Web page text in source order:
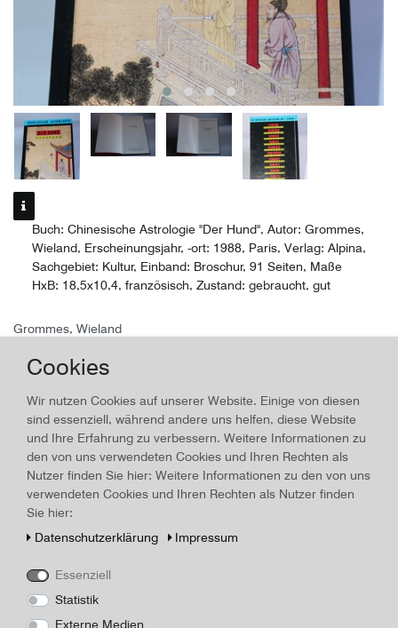
Buch: Chinesische Astrologie "Der Hund", Autor: Grommes,
Wieland, Erscheinungsjahr, -ort: 1988, Paris, Verlag: Alpina,
Sachgebiet: Kultur, Einband: Broschur, 91 Seiten, Maße
HxB: 18,5x10,4, französisch, Zustand: gebraucht, gut
Grommes, Wieland
Chinesische Astrologie "Der Hund"
Land/Ort:Paris, Erscheinungsjahr:1988
Technisches
Merkmal
Wert
Art.-ID 17733
Beschreibung
Chinesische Astrologie "Der Hund", aus demFranzösischem von
Wieland Grommes, Droemersche Verlag, 1988, 91 Seiten, 18,5 x
10,4 cm, Karton bebildert, sehr guter Zustand
35,00 EUR
Cookies
Wir nutzen Cookies auf unserer Website. Einige von diesen
sind essenziell, während andere uns helfen, diese Website
und Ihre Erfahrung zu verbessern. Weitere Informationen zu
den von uns verwendeten Cookies und Ihren Rechten als
Nutzer finden Sie hier: Weitere Informationen zu den von uns
verwendeten Cookies und Ihren Rechten als Nutzer finden
Sie hier:
Daten­schutz­erklärung
Impressum
Essenziell
Statistik
Externe Medien